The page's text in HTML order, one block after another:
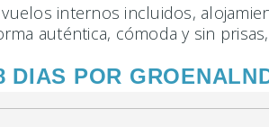
internos incluidos,
auténtica, cómoda y sin
DIAS POR